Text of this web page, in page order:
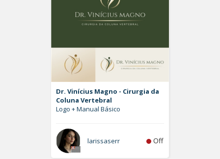
Dr. Vinícius Magno - Cirurgia da
Coluna Vertebral
Logo + Manual Básico
larissaserr Off